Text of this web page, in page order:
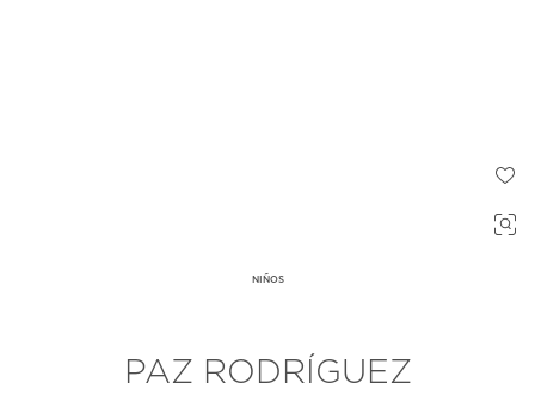
NIÑOS
PAZ RODRÍGUEZ